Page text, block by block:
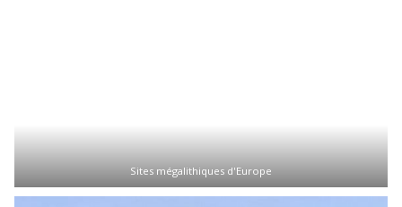
Sites mégalithiques d'Europe